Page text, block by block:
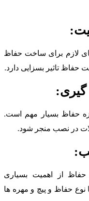
لازم برای ساخت حفاظ
تاثیر بسزایی دارد.
حفاظ بسیار مهم است.
در نصب منجر شود.
از اهمیت بسیاری
حفاظ و پیچ و مهره ها